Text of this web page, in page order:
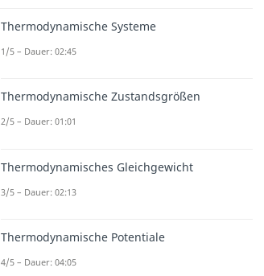
Thermodynamische Systeme
1/5 – Dauer: 02:45
Thermodynamische Zustandsgrößen
2/5 – Dauer: 01:01
Thermodynamisches Gleichgewicht
3/5 – Dauer: 02:13
Thermodynamische Potentiale
4/5 – Dauer: 04:05